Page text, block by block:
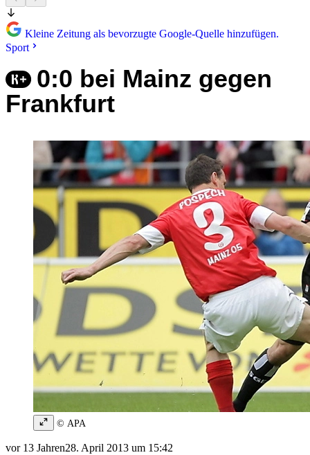
Kleine Zeitung als bevorzugte Google-Quelle hinzufügen.
Sport
0:0 bei Mainz gegen
Frankfurt
© APA
vor 13 Jahren28. April 2013 um 15:42